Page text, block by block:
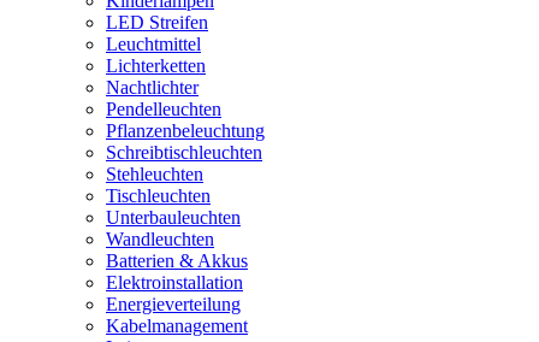
LED Streifen
Leuchtmittel
Lichterketten
Nachtlichter
Pendelleuchten
Pflanzenbeleuchtung
Schreibtischleuchten
Stehleuchten
Tischleuchten
Unterbauleuchten
Wandleuchten
Batterien & Akkus
Elektroinstallation
Energieverteilung
Kabelmanagement